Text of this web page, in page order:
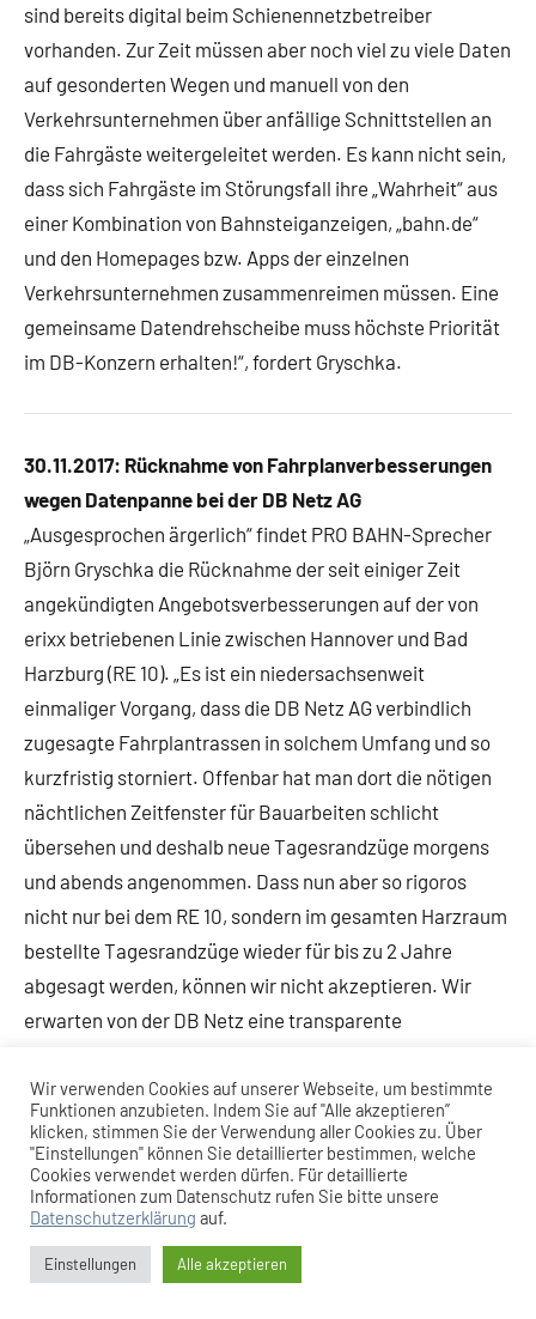
sind bereits digital beim Schienennetzbetreiber
vorhanden. Zur Zeit müssen aber noch viel zu viele Daten
auf gesonderten Wegen und manuell von den
Verkehrsunternehmen über anfällige Schnittstellen an
die Fahrgäste weitergeleitet werden. Es kann nicht sein,
dass sich Fahrgäste im Störungsfall ihre „Wahrheit“ aus
einer Kombination von Bahnsteiganzeigen, „bahn.de“
und den Homepages bzw. Apps der einzelnen
Verkehrsunternehmen zusammenreimen müssen. Eine
gemeinsame Datendrehscheibe muss höchste Priorität
im DB-Konzern erhalten!“, fordert Gryschka.
30.11.2017: Rücknahme von Fahrplanverbesserungen
wegen Datenpanne bei der DB Netz AG
„Ausgesprochen ärgerlich“ findet PRO BAHN-Sprecher
Björn Gryschka die Rücknahme der seit einiger Zeit
angekündigten Angebotsverbesserungen auf der von
erixx betriebenen Linie zwischen Hannover und Bad
Harzburg (RE 10). „Es ist ein niedersachsenweit
einmaliger Vorgang, dass die DB Netz AG verbindlich
zugesagte Fahrplantrassen in solchem Umfang und so
kurzfristig storniert. Offenbar hat man dort die nötigen
nächtlichen Zeitfenster für Bauarbeiten schlicht
übersehen und deshalb neue Tagesrandzüge morgens
und abends angenommen. Dass nun aber so rigoros
nicht nur bei dem RE 10, sondern im gesamten Harzraum
bestellte Tagesrandzüge wieder für bis zu 2 Jahre
abgesagt werden, können wir nicht akzeptieren. Wir
erwarten von der DB Netz eine transparente
Wochenendnächten die Fahrplanverbesserungen
zulässt“, meint Gryschka. Auch die Verzögerung des
neuen Zuges um 4.44 Uhr von Hildesheim nach Hannover
mit guten Anschlüssen nach Köln und Süddeutschland
möchte er nicht länger als 1 Jahr hinnehmen und setzt
auf das Verhandlungsgeschick der
Wir verwenden Cookies auf unserer Webseite, um bestimmte
Funktionen anzubieten. Indem Sie auf "Alle akzeptieren”
klicken, stimmen Sie der Verwendung aller Cookies zu. Über
"Einstellungen" können Sie detaillierter bestimmen, welche
Cookies verwendet werden dürfen. Für detaillierte
Informationen zum Datenschutz rufen Sie bitte unsere
Datenschutzerklärung auf.
Einstellungen Alle akzeptieren